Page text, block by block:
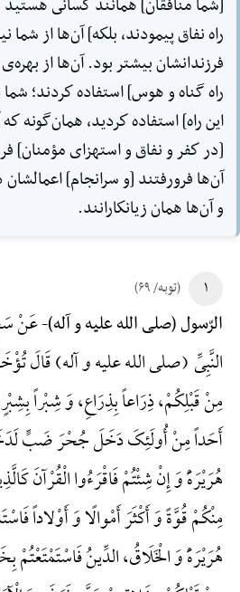
[شما منافقان] همانند كسانى
راه نفاق پيمودند، بلكه] آن‌ها از شما
فرزندانشان بيشتر بود. آن‌ها از
راه گناه و هوس] استفاده كردند؛
اين راه] استفاده كرديد، همان‌گونه
[در كفر و نفاق و استهزاى مؤمنان]
آن‌ها فرورفتند [و سرانجام]
و آن‌ها همان زيانكارانند.
۱ (توبه/ ۶۹)
الرّسول (صلی الله علیه و آله)-عَنْ
النَّبِیِّ (صلی الله علیه و آله) قَالَ
مِنْ قَبْلِکُمْ، ذِرَاعاً بِذِرَاعِ، وَ شِبْراً
أَحَداً مِنْ أُولَئِکَ دَخَلَ جُحْرَ ضَبٍّ
هُرَیْرَهًَْ وَ إِنْ شِئْتُمْ فَاقْرَءُوا الْقُرْآنَ
مِنْکُمْ قُوَّةً وَ أَکْثَرَ أَمْوالًا وَ أَوْلاداً
هُرَیْرَهًَْ وَ الْخَلَاقُ، الدِّینُ فَاسْتَمْتَعْتُمْ